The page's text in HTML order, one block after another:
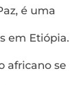
é uma
em Etiópia.
africano se